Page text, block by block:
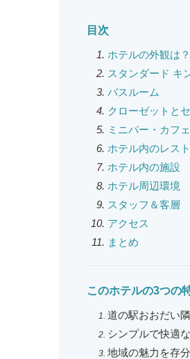
目次
ホテルの外観は
スタンダード キ
バスルーム
クローゼットと
ミニバー・カフェ
ホテル内のレス
ホテル内の施設
ホテル周辺環境
スタッフ＆客層
アクセス
まとめ
このホテルの3つの
道の駅おおだい
シンプルで快適
地域の魅力を存